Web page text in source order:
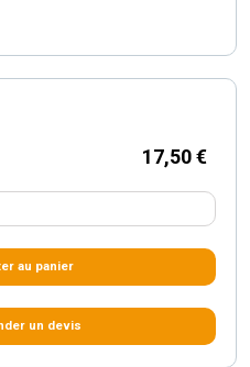
17,50 €
au panier
un devis